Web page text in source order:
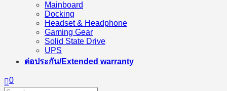
Mainboard
Docking
Headset & Headphone
Gaming Gear
Solid State Drive
UPS
ต่อประกัน/Extended warranty
0